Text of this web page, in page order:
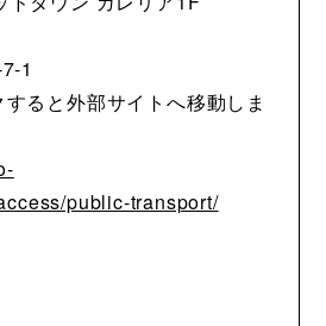
1
すると外部サイトへ移動しま
public-transport/